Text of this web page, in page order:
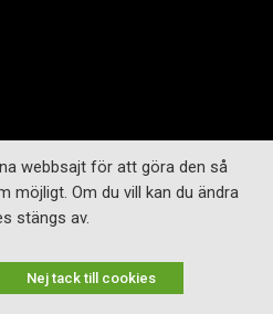
webbsajt för att göra den så
möjligt. Om du vill kan du ändra
stängs av.
Nej tack till cookies